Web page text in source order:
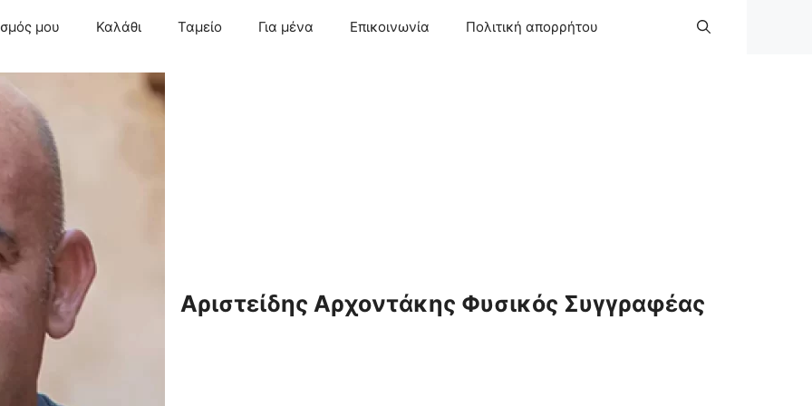
μου Καλάθι Ταμείο Για μένα Επικοινωνία Πολιτική απορρήτου
Αριστείδης Αρχοντάκης Φυσικός Συγγραφέας